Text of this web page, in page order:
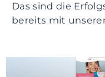
Das sind die
bereits mit